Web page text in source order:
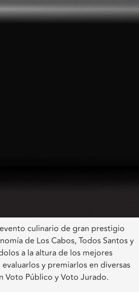
culinario de gran prestigio
de Los Cabos, Todos Santos y
a la altura de los mejores
y premiarlos en diversas
Voto Público y Voto Jurado.